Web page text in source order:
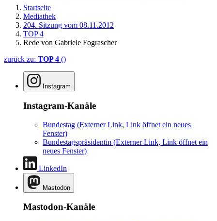
Startseite
Mediathek
204. Sitzung vom 08.11.2012
TOP 4
Rede von Gabriele Fograscher
zurück zu: TOP 4 ()
Instagram
Instagram-Kanäle
Bundestag (Externer Link, Link öffnet ein neues
Fenster)
Bundestagspräsidentin (Externer Link, Link öffnet ein
neues Fenster)
LinkedIn
Mastodon
Mastodon-Kanäle